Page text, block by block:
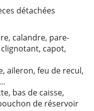
détachées
calandre, pare-
capot,
aileron, feu de recul,
bas de caisse,
de réservoir